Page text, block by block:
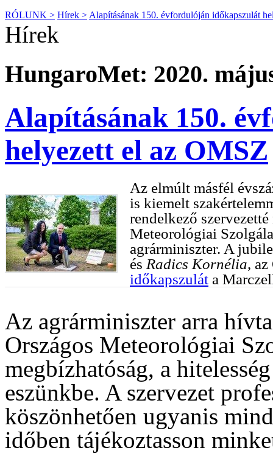
RÓLUNK > Hírek > Alapításának 150. évfordulóján időkapszulát
Hírek
HungaroMet: 2020.
Alapításának 150.
helyezett el az OMSZ
Az elmúlt másfél
is kiemelt
rendelkező
Meteorológiai
agrárminiszter. A
és Radics Kornélia,
időkapszulát a
Az agrárminiszter arra
Országos Meteorológiai
megbízhatóság, a
eszünkbe. A szervezet
köszönhetően ugyanis
időben tájékoztasson